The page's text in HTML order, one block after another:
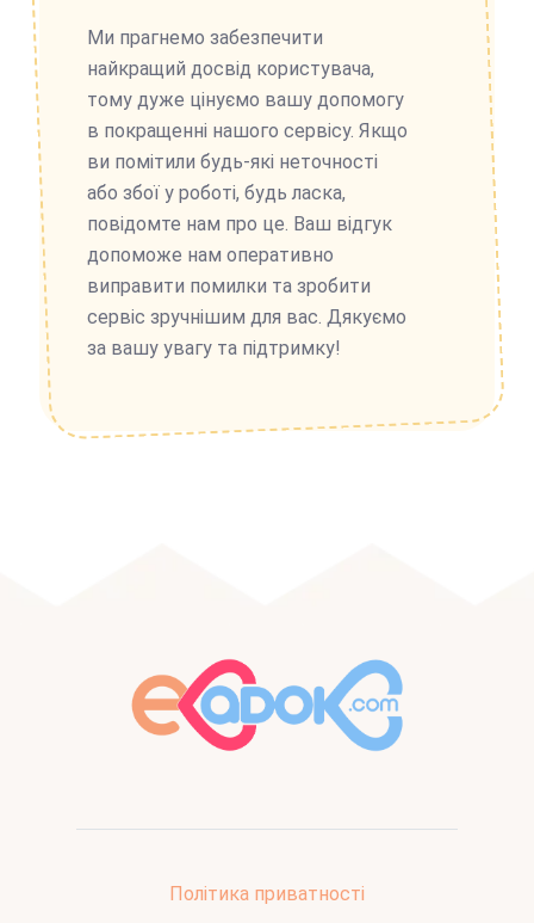
Ми прагнемо забезпечити
найкращий досвід користувача,
тому дуже цінуємо вашу допомогу
в покращенні нашого сервісу. Якщо
ви помітили будь-які неточності
або збої у роботі, будь ласка,
повідомте нам про це. Ваш відгук
допоможе нам оперативно
виправити помилки та зробити
сервіс зручнішим для вас. Дякуємо
за вашу увагу та підтримку!
Політика приватності